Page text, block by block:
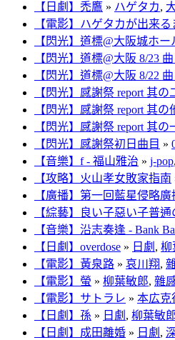
【日劇】禿鷹 » ハゲタカ,
【電影】ハゲタカが出来る
【閃光】道標@大阪城ホー
【閃光】道標@大阪 8/23 曲
【閃光】道標@大阪 8/22 曲
【閃光】感謝祭 report 其の
【閃光】感謝祭 report 其の
【閃光】感謝祭 report 其の
【閃光】感謝祭初日曲目 »
【音樂】f - 福山雅治 » j-pop,
【攻略】火山孝女敗家指南
【廣播】第一回藍星侵略廣
【綜藝】良い子惡い子普通
【音樂】沿志奏逢 - Bank
【日劇】overdose » 日劇 , 柳
【電影】黃泉路 » 哀川翔,
【電影】螢 » 柳葉敏郎, 雜
【電影】サトラレ » 本広克
【日劇】孫 » 日劇 , 柳葉敏
【日劇】成田離婚 » 日劇 ,